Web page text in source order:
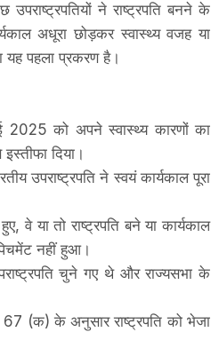
ने राष्ट्रपति बनने के
अधूरा छोड़कर स्वास्थ्य वजह या
पहला प्रकरण है।
को अपने स्वास्थ्य कारणों का
दिया।
उपराष्ट्रपति ने स्वयं कार्यकाल पूरा
वे या तो राष्ट्रपति बने या कार्यकाल
नहीं हुआ।
चुने गए थे और राज्यसभा के
(क) के अनुसार राष्ट्रपति को भेजा